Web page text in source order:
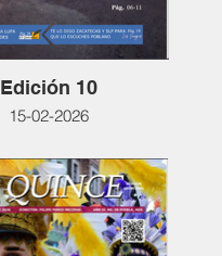
Edición 10
15-02-2026